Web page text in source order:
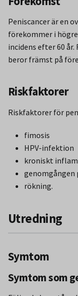
Peniscancer är en
förekommer i
incidens efter 60 år.
beror främst på
Riskfaktorer
Riskfaktorer för
fimosis
HPV-infektion
kroniskt
genomgången
rökning.
Utredning
Symtom
Symtom som